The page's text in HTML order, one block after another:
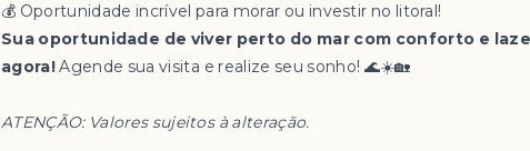
💰 Oportunidade incrível para morar ou investir no litoral!
Sua oportunidade de viver perto do mar com conforto e
agora!Agende sua visita e realize seu sonho! 🌊☀️🏡
ATENÇÃO: Valores sujeitos à alteração.